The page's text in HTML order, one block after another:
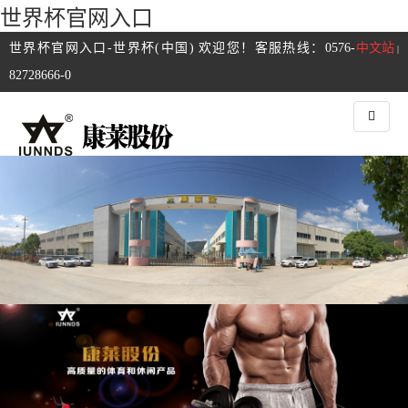
世界杯官网入口
中文站 |
世界杯官网入口-世界杯(中国) 欢迎您！客服热线：0576-
82728666-0